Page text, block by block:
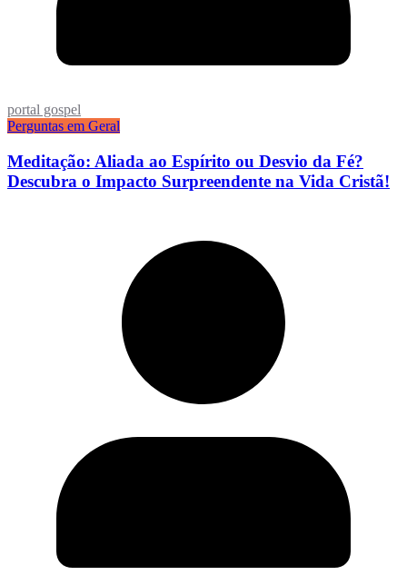
portal gospel
Perguntas em Geral
Meditação: Aliada ao Espírito ou Desvio da Fé?
Descubra o Impacto Surpreendente na Vida Cristã!